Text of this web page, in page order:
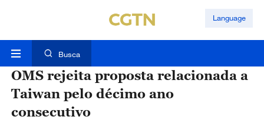
Language
Busca
OMS rejeita proposta relacionada a
Taiwan pelo décimo ano
consecutivo